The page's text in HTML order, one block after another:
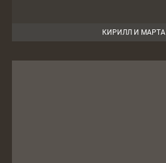
КИРИЛЛ И МАРТА